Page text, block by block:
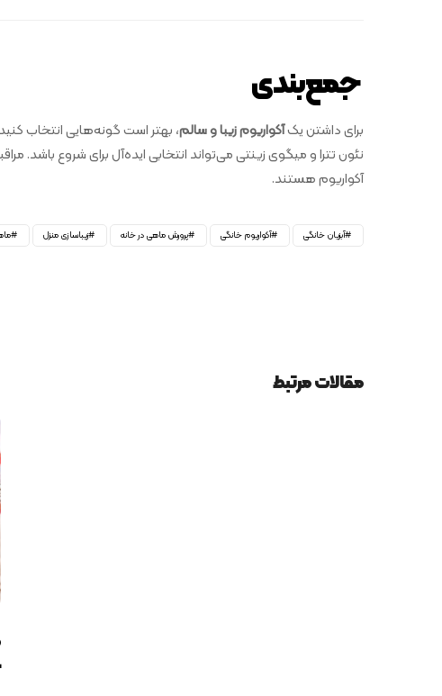
جمع‌بندی
برای داشتن یکآکواریوم زیبا و سالم، بهتر است گونه‌هایی انتخاب کنید
نئون تترا و میگوی زینتی می‌تواند انتخابی ایده‌آل برای شروع
آکواریوم هستند.
آبزیان خانگی آکواریوم خانگی پرورش ماهی در خانه زیباسازی منزل
مقالات مرتبط